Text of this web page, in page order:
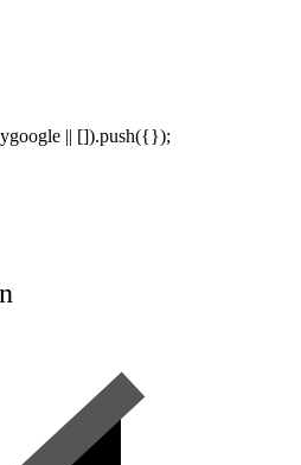
|| []).push({});